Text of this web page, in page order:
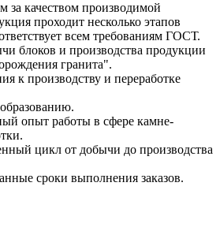
за качеством производимой
проходит несколько этапов
всем требованиям ГОСТ.
блоков и производства продукции
гранита".
к производству и переработке
опыт работы в сфере камне-
цикл от добычи до производства
сроки выполнения заказов.